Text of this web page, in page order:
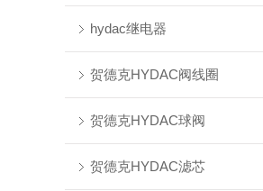
hydac继电器
贺德克HYDAC阀线圈
贺德克HYDAC球阀
贺德克HYDAC滤芯